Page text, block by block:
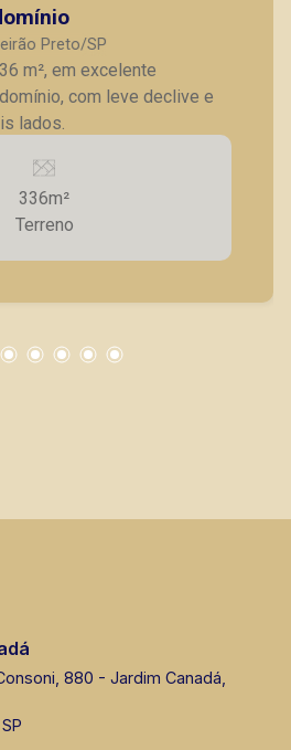
99105-3578
Online
DE PLANTÃO
Gonçalves
(16) 99799-9323
99222-2915
Online
Preto/SP
m², em excelente
com leve declive e
lados.
336m²
Terreno
880 - Jardim Canadá,